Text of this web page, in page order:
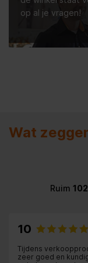
op al je vragen!
Wat
Ruim
10
Tijdens
zeer goed en